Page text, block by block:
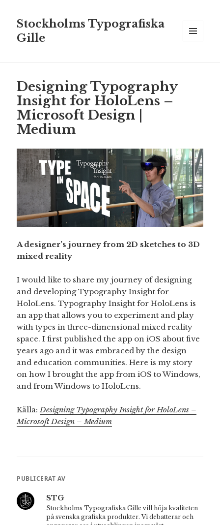
Stockholms Typografiska
Gille
Designing Typography
Insight for HoloLens –
Microsoft Design |
Medium
A designer’s journey from 2D sketches to 3D
mixed reality
I would like to share my journey of designing
and developing Typography Insight for
HoloLens. Typography Insight for HoloLens is
an app that allows you to experiment and play
with types in three-dimensional mixed reality
space. I first published the app on iOS about five
years ago and it was embraced by the design
and education communities. Here is my story
on how I brought the app from iOS to Windows,
and from Windows to HoloLens.
Källa:Designing Typography Insight for HoloLens –
Microsoft Design – Medium
PUBLICERAT AV
STG
Stockholms Typografiska Gille vill höja kvaliteten
på svenska grafiska produkter. Vi debatterar och